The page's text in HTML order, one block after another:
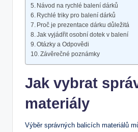
Návod na rychlé balení dárků
Rychlé triky pro balení dárků
Proč je prezentace dárku důležitá
Jak vyjádřit osobní dotek v balení
Otázky a Odpovědi
Závěrečné poznámky
Jak vybrat
materiály
Výběr správných balicích materiálů